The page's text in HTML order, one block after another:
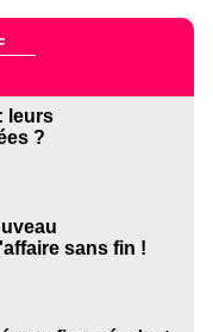
leurs
?
sans fin !